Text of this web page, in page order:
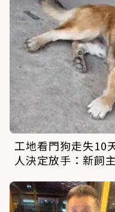
工地看門狗走失10
人決定放手：新飼